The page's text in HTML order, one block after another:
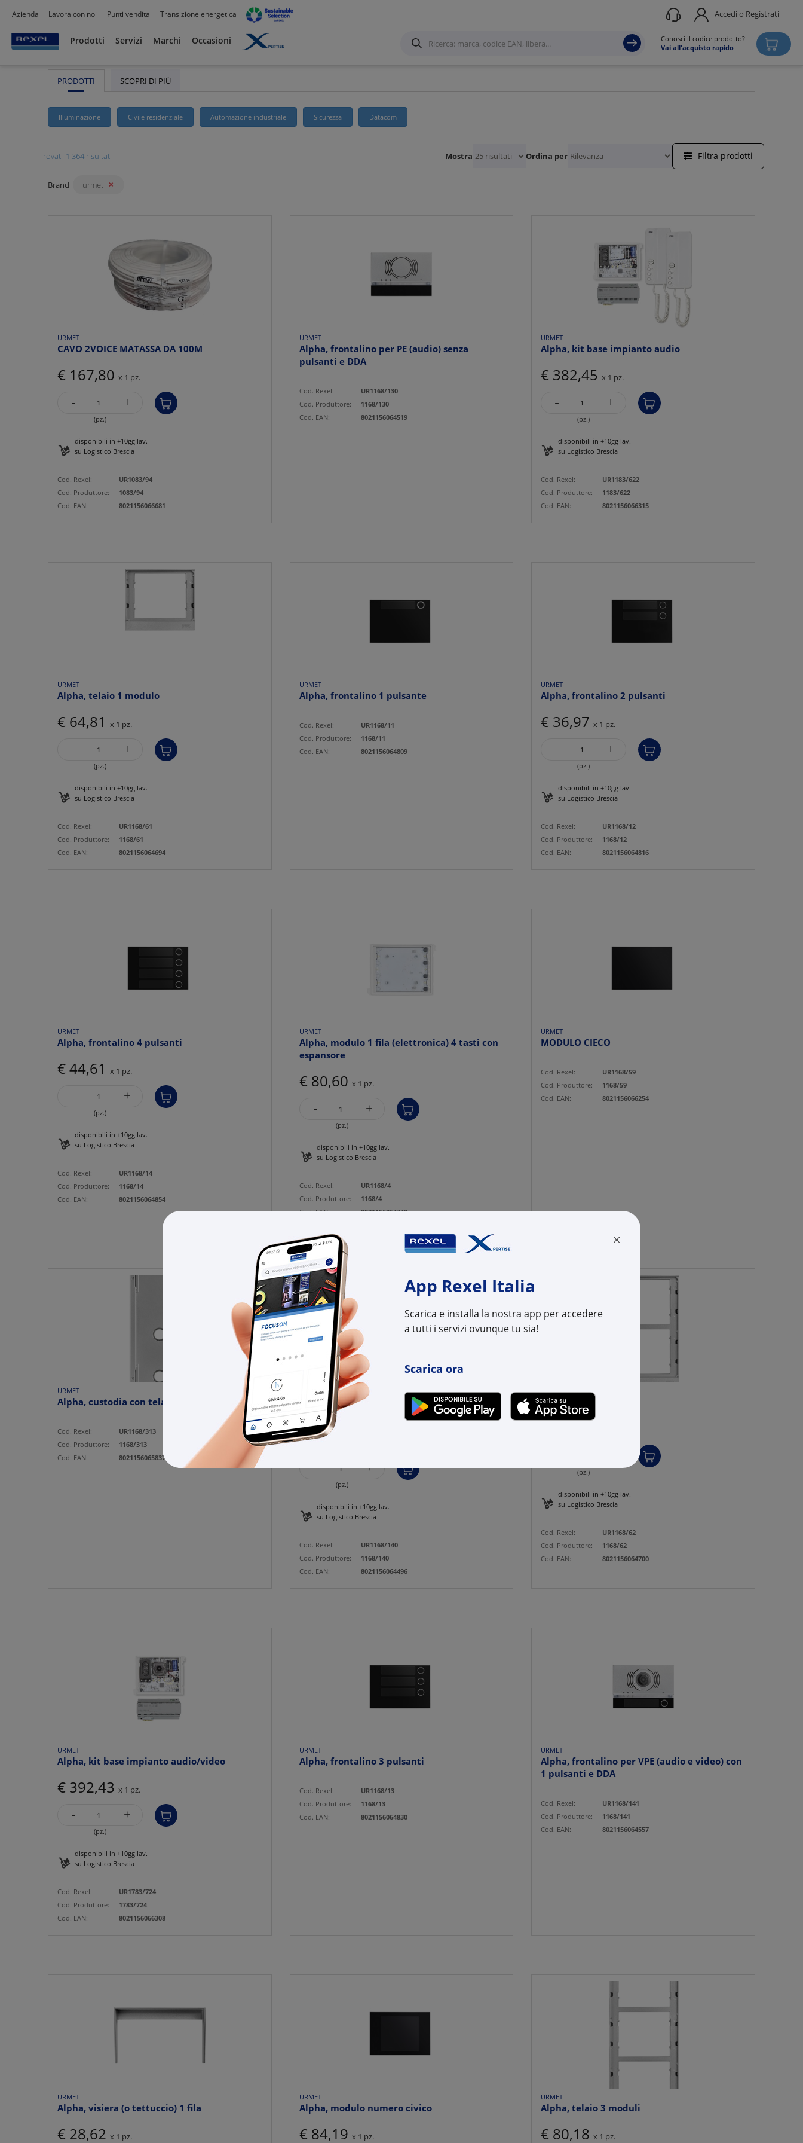
Azienda Lavora con noi Punti vendita Transizione energetica Accedi o Registrati
Prodotti Servizi Marchi Occasioni
Conosci il codice prodotto?
Vai all'acquisto rapido
×
App Rexel Italia
Scarica e installa la nostra app per accedere
a tutti i servizi ovunque tu sia!
Scarica ora
Urmet
PRODOTTI SCOPRI DI PIÙ
Illuminazione Civile residenziale Automazione industriale Sicurezza Datacom
Trovati 1.364 risultati Mostra Ordina per Filtra prodotti
Brand urmet
URMET
CAVO 2VOICE MATASSA DA 100M
€ 167,80 x 1 pz.
- +
(pz.)
disponibili in +10gg lav.
su Logistico Brescia
Cod. Rexel:
UR1083/94
Cod. Produttore:
1083/94
Cod. EAN:
8021156066681
URMET
Alpha, frontalino per PE (audio) senza
pulsanti e DDA
Cod. Rexel:
UR1168/130
Cod. Produttore:
1168/130
Cod. EAN:
8021156064519
URMET
Alpha, kit base impianto audio
€ 382,45x 1 pz.
- +
(pz.)
disponibili in +10gg lav.
su Logistico Brescia
Cod. Rexel:
UR1183/622
Cod. Produttore:
1183/622
Cod. EAN:
8021156066315
URMET
Alpha, telaio 1 modulo
€ 64,81 x 1 pz.
- +
(pz.)
disponibili in +10gg lav.
su Logistico Brescia
Cod. Rexel:
UR1168/61
Cod. Produttore:
1168/61
Cod. EAN:
8021156064694
URMET
Alpha, frontalino 1 pulsante
Cod. Rexel:
UR1168/11
Cod. Produttore:
1168/11
Cod. EAN:
8021156064809
URMET
Alpha, frontalino 2 pulsanti
€ 36,97x 1 pz.
- +
(pz.)
disponibili in +10gg lav.
su Logistico Brescia
Cod. Rexel:
UR1168/12
Cod. Produttore:
1168/12
Cod. EAN:
8021156064816
URMET
Alpha, frontalino 4 pulsanti
€ 44,61 x 1 pz.
- +
(pz.)
disponibili in +10gg lav.
su Logistico Brescia
Cod. Rexel:
UR1168/14
Cod. Produttore:
1168/14
Cod. EAN:
8021156064854
URMET
Alpha, modulo 1 fila (elettronica) 4 tasti con
espansore
€ 80,60 x 1 pz.
- +
(pz.)
disponibili in +10gg lav.
su Logistico Brescia
Cod. Rexel:
UR1168/4
Cod. Produttore:
1168/4
Cod. EAN:
8021156064748
URMET
MODULO CIECO
Cod. Rexel:
UR1168/59
Cod. Produttore:
1168/59
Cod. EAN:
8021156066254
URMET
Alpha, custodia con telaio 1 fila 3 moduli
Cod. Rexel:
UR1168/313
Cod. Produttore:
1168/313
Cod. EAN:
8021156065837
URMET
Alpha, frontalino per VPE (audio e video)
senza pulsanti e DDA
€ 63,80
- +
(pz.)
disponibili in +10gg lav.
su Logistico Brescia
Cod. Rexel:
UR1168/140
Cod. Produttore:
1168/140
Cod. EAN:
8021156064496
URMET
Alpha, telaio 2 moduli
€ 75,38
(pz.)
disponibili in +10gg lav.
su Logistico Brescia
Cod. Rexel:
UR1168/62
Cod. Produttore:
1168/62
Cod. EAN:
8021156064700
URMET
Alpha, kit base impianto audio/video
€ 392,43 x 1 pz.
- +
(pz.)
disponibili in +10gg lav.
su Logistico Brescia
Cod. Rexel:
UR1783/724
Cod. Produttore:
1783/724
Cod. EAN:
8021156066308
URMET
Alpha, frontalino 3 pulsanti
Cod. Rexel:
UR1168/13
Cod. Produttore:
1168/13
Cod. EAN:
8021156064830
URMET
Alpha, frontalino per VPE (audio e video) con
1 pulsanti e DDA
Cod. Rexel:
UR1168/141
Cod. Produttore:
1168/141
Cod. EAN:
8021156064557
URMET
Alpha, visiera (o tettuccio) 1 fila
€ 28,62 x 1 pz.
URMET
Alpha, modulo numero civico
€ 84,19 x 1 pz.
URMET
Alpha, telaio 3 moduli
€ 80,18x 1 pz.